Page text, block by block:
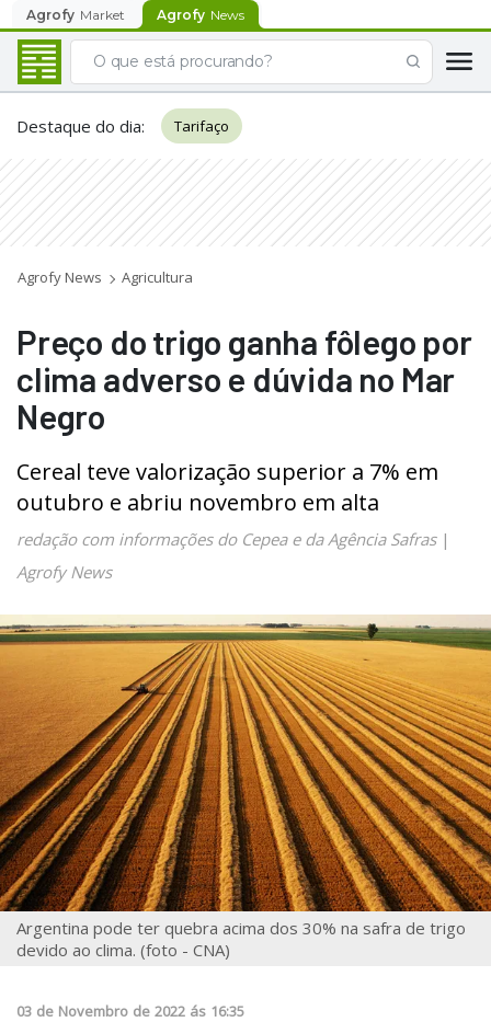
Agrofy Market Agrofy News
Destaque do dia: Tarifaço
Agrofy News Agricultura
Preço do trigo ganha fôlego por
clima adverso e dúvida no Mar
Negro
Cereal teve valorização superior a 7% em
outubro e abriu novembro em alta
redação com informações do Cepea e da Agência Safras|
Agrofy News
Argentina pode ter quebra acima dos 30% na safra de trigo
devido ao clima. (foto - CNA)
03 de Novembro de 2022 ás 16:35